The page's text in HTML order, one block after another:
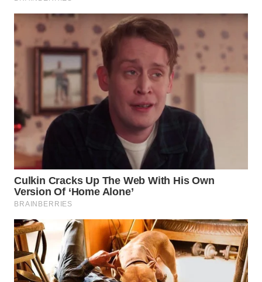
WN
SURABAYA
NATUNA
WN
BINTAN
WN
MANDALIKA
WN
LIKUPANG
WN
LABUANBAJO
WN